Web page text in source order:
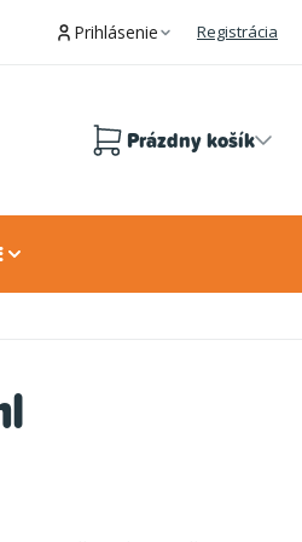
Prihlásenie Registrácia
Prázdny košík